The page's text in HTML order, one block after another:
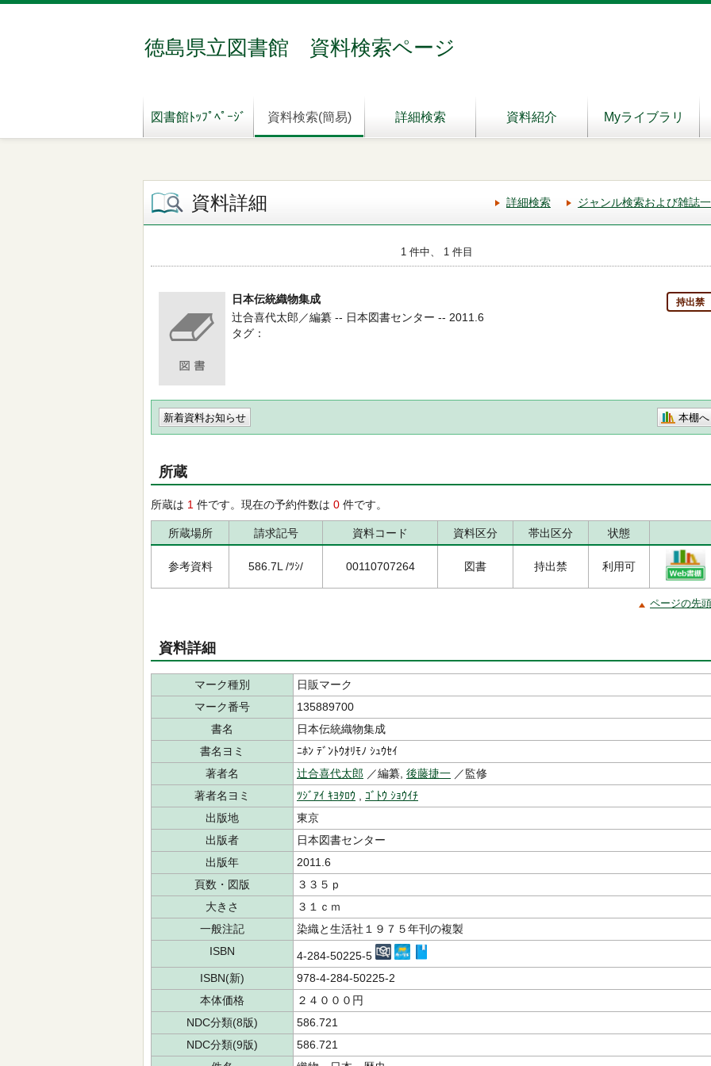
徳島県立図書館 資料検索ページ
図書館ﾄｯﾌﾟﾍﾟｰｼﾞ 資料検索(簡易) 詳細検索 資料紹介 Myライブラリ
資料詳細 詳細検索 ジャンル検索および雑誌
1 件中、 1 件目
日本伝統織物集成 持出禁
辻合喜代太郎／編纂 -- 日本図書センター -- 2011.6
タグ
新着資料お知らせ 本棚へ
所蔵
所蔵は 1 件です。現在の予約件数は 0 件です。
所蔵場所 請求記号 資料コード 資料区分 帯出区分 状態
参考資料 586.7L /ﾂｼ/ 00110707264 図書 持出禁 利用可
ページの先
資料詳細
マーク種別
日販マーク
マーク番号
135889700
書名
日本伝統織物集成
書名ヨミ
ﾆﾎﾝ ﾃﾞﾝﾄｳｵﾘﾓﾉ ｼｭｳｾｲ
著者名
辻合喜代太郎 ／編纂, 後藤捷一 ／監修
著者名ヨミ
ﾂｼﾞｱｲ ｷﾖﾀﾛｳ
ｺﾞﾄｳ ｼｮｳｲﾁ
出版地
東京
出版者
日本図書センター
出版年
2011.6
頁数・図版
３３５ｐ
大きさ
３１ｃｍ
一般注記
染織と生活社１９７５年刊の複製
ISBN
4-284-50225-5
ISBN(新)
978-4-284-50225-2
本体価格
２４０００円
NDC分類(8版)
586.721
NDC分類(9版)
586.721